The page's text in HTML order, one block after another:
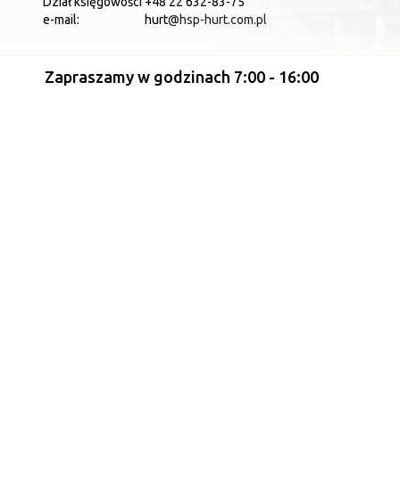
e-mail:
hurt@hsp-hurt.com.pl
Zapraszamy w godzinach 7:00 - 16:00